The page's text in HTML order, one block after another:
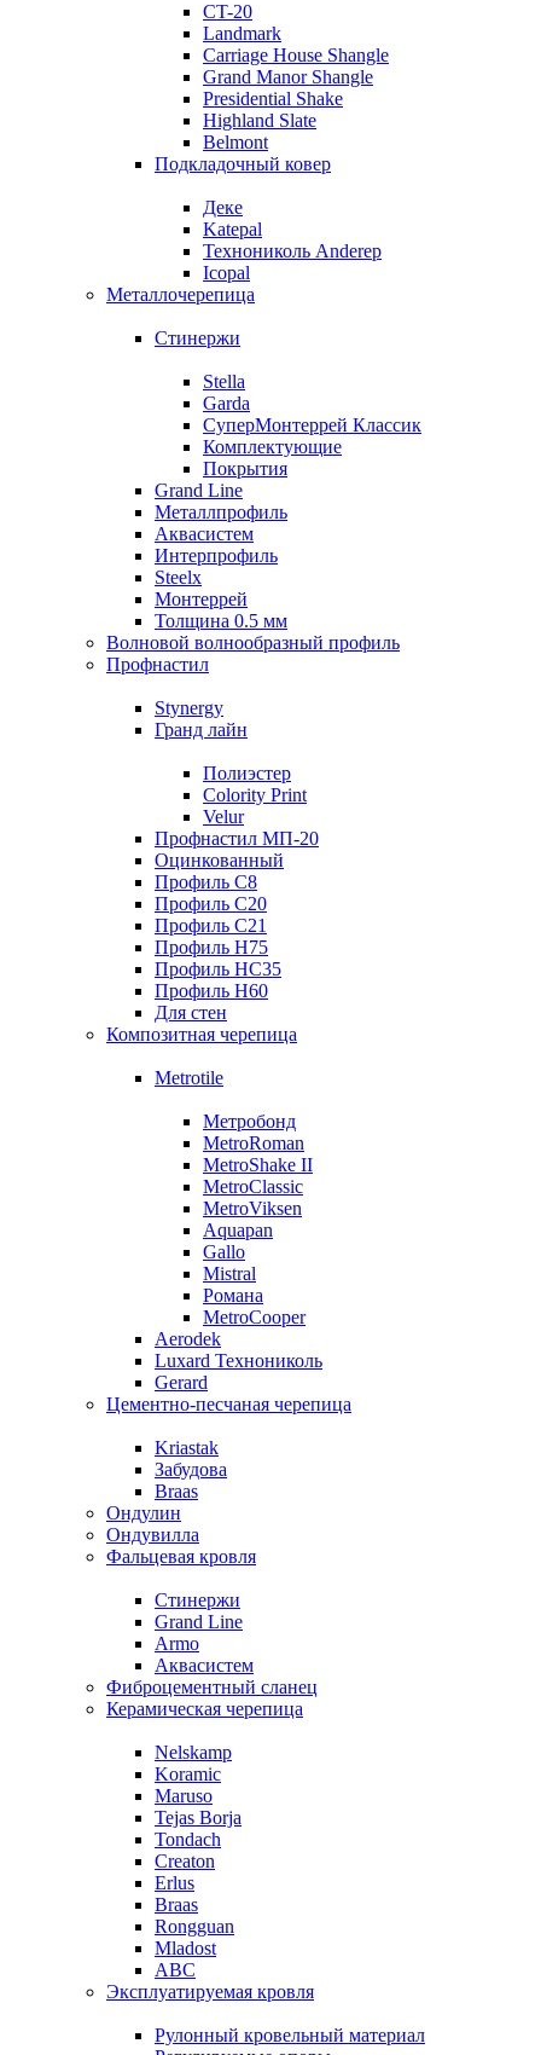
CT-20
Landmark
Carriage House Shangle
Grand Manor Shangle
Presidential Shake
Highland Slate
Belmont
Подкладочный ковер
Деке
Katepal
Технониколь Anderep
Icopal
Металлочерепица
Стинержи
Stella
Garda
СуперМонтеррей Классик
Комплектующие
Покрытия
Grand Line
Металлпрофиль
Аквасистем
Интерпрофиль
Steelx
Монтеррей
Толщина 0.5 мм
Волновой волнообразный профиль
Профнастил
Stynergy
Гранд лайн
Полиэстер
Colority Print
Velur
Профнастил МП-20
Оцинкованный
Профиль С8
Профиль С20
Профиль С21
Профиль Н75
Профиль НС35
Профиль Н60
Для стен
Композитная черепица
Metrotile
Метробонд
MetroRoman
MetroShake II
MetroClassic
MetroViksen
Aquapan
Gallo
Mistral
Романа
MetroCooper
Aerodek
Luxard Технониколь
Gerard
Цементно-песчаная черепица
Kriastak
Забудова
Braas
Ондулин
Ондувилла
Фальцевая кровля
Стинержи
Grand Line
Armo
Аквасистем
Фиброцементный сланец
Керамическая черепица
Nelskamp
Koramic
Maruso
Tejas Borja
Tondach
Creaton
Erlus
Braas
Rongguan
Mladost
ABC
Эксплуатируемая кровля
Рулонный кровельный материал